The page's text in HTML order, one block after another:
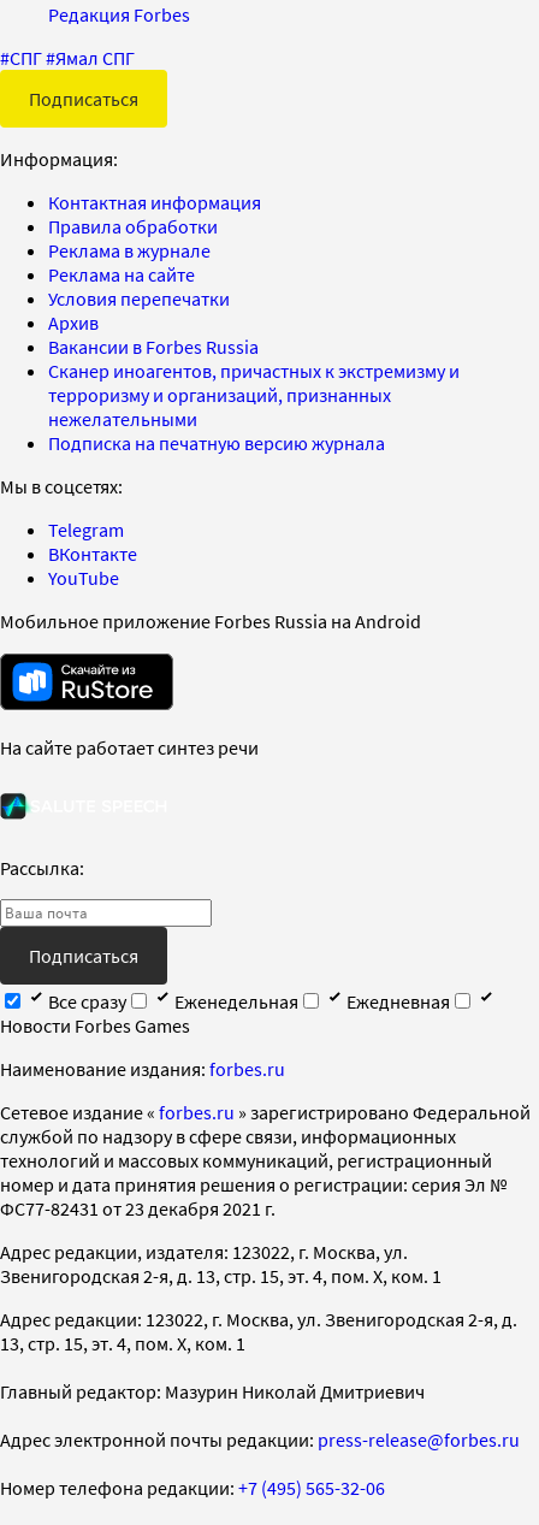
Редакция Forbes
#СПГ#Ямал СПГ
Подписаться
Информация:
Контактная информация
Правила обработки
Реклама в журнале
Реклама на сайте
Условия перепечатки
Архив
Вакансии в Forbes Russia
Сканер иноагентов, причастных к экстремизму и
терроризму и организаций, признанных
нежелательными
Подписка на печатную версию журнала
Мы в соцсетях:
Telegram
ВКонтакте
YouTube
Мобильное приложение Forbes Russia на Android
На сайте работает синтез речи
Рассылка:
Подписаться
Все сразу
Еженедельная
Ежедневная
Новости Forbes Games
Наименование издания: forbes.ru
Cетевое издание « forbes.ru » зарегистрировано Федеральной
службой по надзору в сфере связи, информационных
технологий и массовых коммуникаций, регистрационный
номер и дата принятия решения о регистрации: серия Эл №
ФС77-82431 от 23 декабря 2021 г.
Адрес редакции, издателя: 123022, г. Москва, ул.
Звенигородская 2-я, д. 13, стр. 15, эт. 4, пом. X, ком. 1
Адрес редакции: 123022, г. Москва, ул. Звенигородская 2-я, д.
13, стр. 15, эт. 4, пом. X, ком. 1
Главный редактор: Мазурин Николай Дмитриевич
Адрес электронной почты редакции: press-release@forbes.ru
Номер телефона редакции: +7 (495) 565-32-06